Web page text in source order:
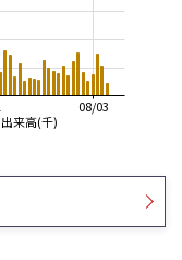
出来高(千)
08/03
1,600
1,800
2,000
1,500
2,000